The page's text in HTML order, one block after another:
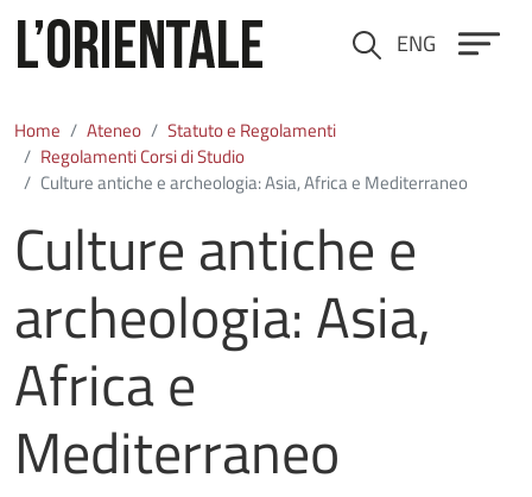
Cerca ENG
Home Ateneo
Statuto e Regolamenti
Regolamenti Corsi di Studio
Culture antiche e archeologia: Asia, Africa e Mediterraneo
Culture antiche e
archeologia: Asia,
Africa e
Mediterraneo